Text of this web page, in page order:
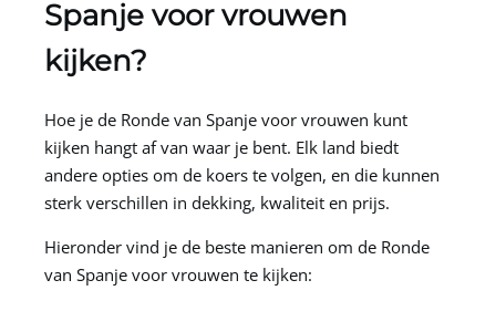
Spanje voor vrouwen
kijken?
Hoe je de Ronde van Spanje voor vrouwen kunt
kijken hangt af van waar je bent. Elk land biedt
andere opties om de koers te volgen, en die kunnen
sterk verschillen in dekking, kwaliteit en prijs.
Hieronder vind je de beste manieren om de Ronde
van Spanje voor vrouwen te kijken: